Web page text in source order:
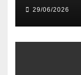
29/06/2026